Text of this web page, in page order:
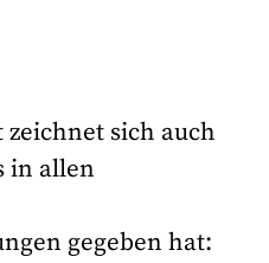
zeichnet sich auch
in allen
gegeben hat: